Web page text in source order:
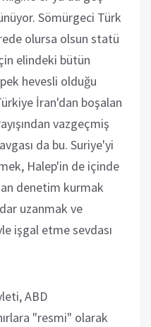
Sömürgeci Türk
olursa olsun statü
elindeki bütün
hevesli olduğu
İran'dan boşalan
vazgeçmiş
da bu. Suriye'yi
Halep'in de içinde
denetim kurmak
uzanmak ve
işgal etme sevdası
ABD
"resmi" olarak